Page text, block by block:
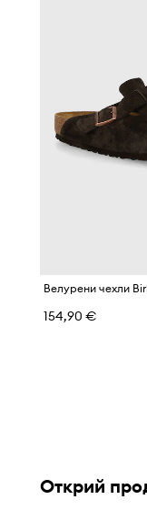
Велурени чехли
154,90 €
Открий